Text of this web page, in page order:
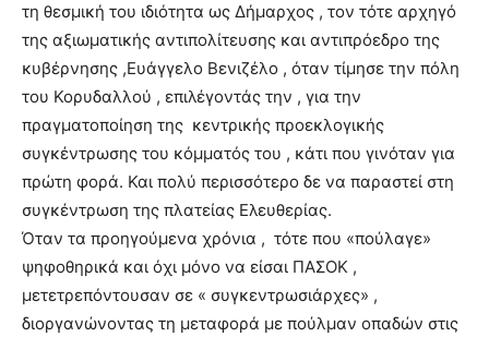
τη θεσμική του ιδιότητα ως Δήμαρχος , τον τότε αρχηγό
της αξιωματικής αντιπολίτευσης και αντιπρόεδρο της
κυβέρνησης ,Ευάγγελο Βενιζέλο , όταν τίμησε την πόλη
του Κορυδαλλού , επιλέγοντάς την , για την
πραγματοποίηση της κεντρικής προεκλογικής
συγκέντρωσης του κόμματός του , κάτι που γινόταν για
πρώτη φορά. Και πολύ περισσότερο δε να παραστεί στη
συγκέντρωση της πλατείας Ελευθερίας.
Όταν τα προηγούμενα χρόνια , τότε που «πούλαγε»
ψηφοθηρικά και όχι μόνο να είσαι ΠΑΣΟΚ ,
μετετρεπόντουσαν σε « συγκεντρωσιάρχες» ,
διοργανώνοντας τη μεταφορά με πούλμαν οπαδών στις